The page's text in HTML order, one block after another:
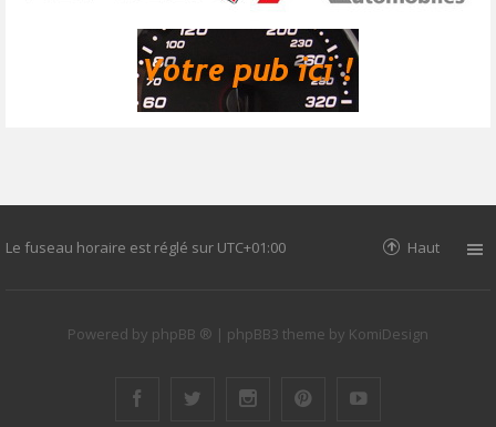
Le fuseau horaire est réglé sur UTC+01:00 Haut
Powered by phpBB ® | phpBB3 theme by KomiDesign